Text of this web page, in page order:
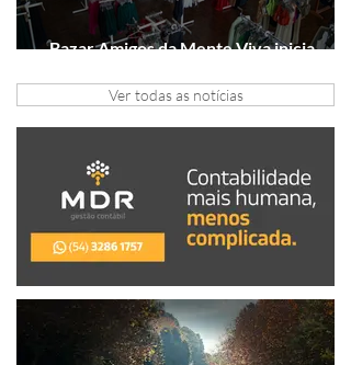
Bazar Amigos da Mente Viva inicia
Ver todas as notícias